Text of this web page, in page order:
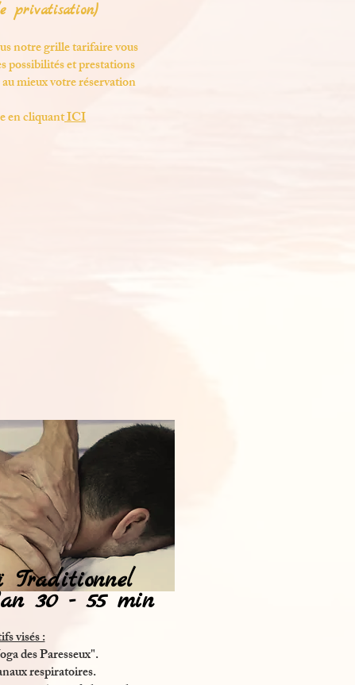
privatisation)
notre grille tarifaire vous
possibilités et prestations
mieux votre réservation
en cliquantICI
Traditionnel
30 - 55 min
visés :
des Paresseux".
respiratoires.